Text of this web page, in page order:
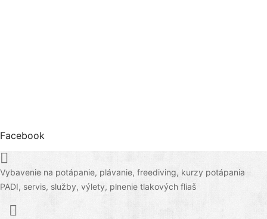
Facebook

Vybavenie na potápanie, plávanie, freediving, kurzy potápania
PADI, servis, služby, výlety, plnenie tlakových fliaš
